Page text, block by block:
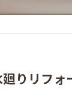
りリフォ